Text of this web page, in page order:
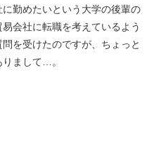
に勤めたいという大学の後輩の
会社に転職を考えているよう
を受けたのですが、ちょっと
まして…。